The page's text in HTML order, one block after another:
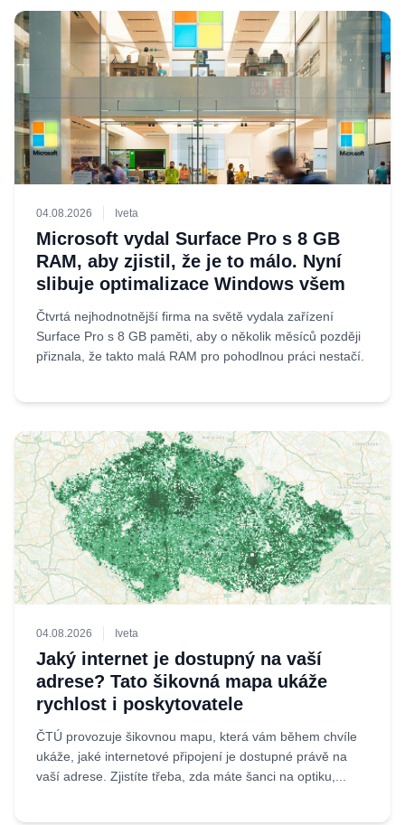
04.08.2026 Iveta
Microsoft vydal Surface Pro s 8 GB
RAM, aby zjistil, že je to málo. Nyní
slibuje optimalizace Windows všem
Čtvrtá nejhodnotnější firma na světě vydala zařízení
Surface Pro s 8 GB paměti, aby o několik měsíců později
přiznala, že takto malá RAM pro pohodlnou práci nestačí.
04.08.2026 Iveta
Jaký internet je dostupný na vaší
adrese? Tato šikovná mapa ukáže
rychlost i poskytovatele
ČTÚ provozuje šikovnou mapu, která vám během chvíle
ukáže, jaké internetové připojení je dostupné právě na
vaší adrese. Zjistíte třeba, zda máte šanci na optiku,...